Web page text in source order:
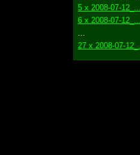
5 x 2008-07-12_...
6 x 2008-07-12_...
27 x 2008-07-